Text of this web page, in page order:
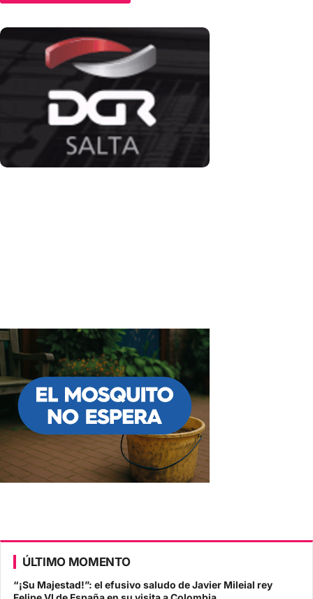
ÚLTIMO MOMENTO
“¡Su Majestad!”: el efusivo saludo de Javier Mileial rey